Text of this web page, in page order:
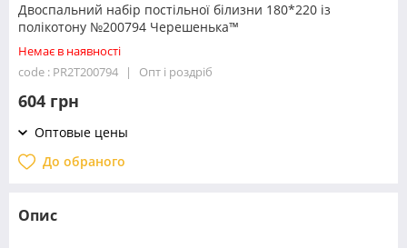
Двоспальний набір постільної білизни 180*220 із
полікотону №200794 Черешенька™
Немає в наявності
code : PR2T200794
Опт і роздріб
604 грн
Оптовые цены
До обраного
Опис